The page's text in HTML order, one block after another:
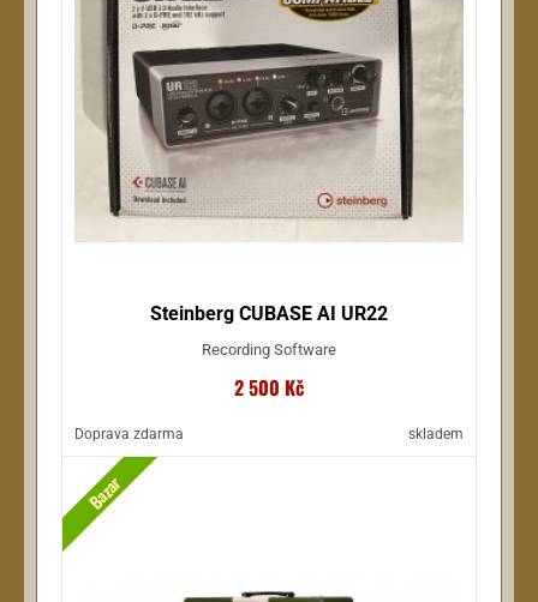
Steinberg CUBASE AI UR22
Recording Software
2 500 Kč
Doprava zdarma skladem
Bazar